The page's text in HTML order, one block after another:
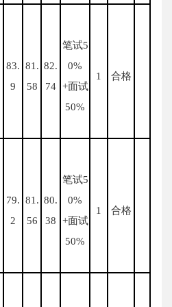
83.
9
81.
58
82.
74
笔试5
0%
+面试
50%
1 合格
79.
2
81.
56
80.
38
笔试5
0%
+面试
50%
1 合格